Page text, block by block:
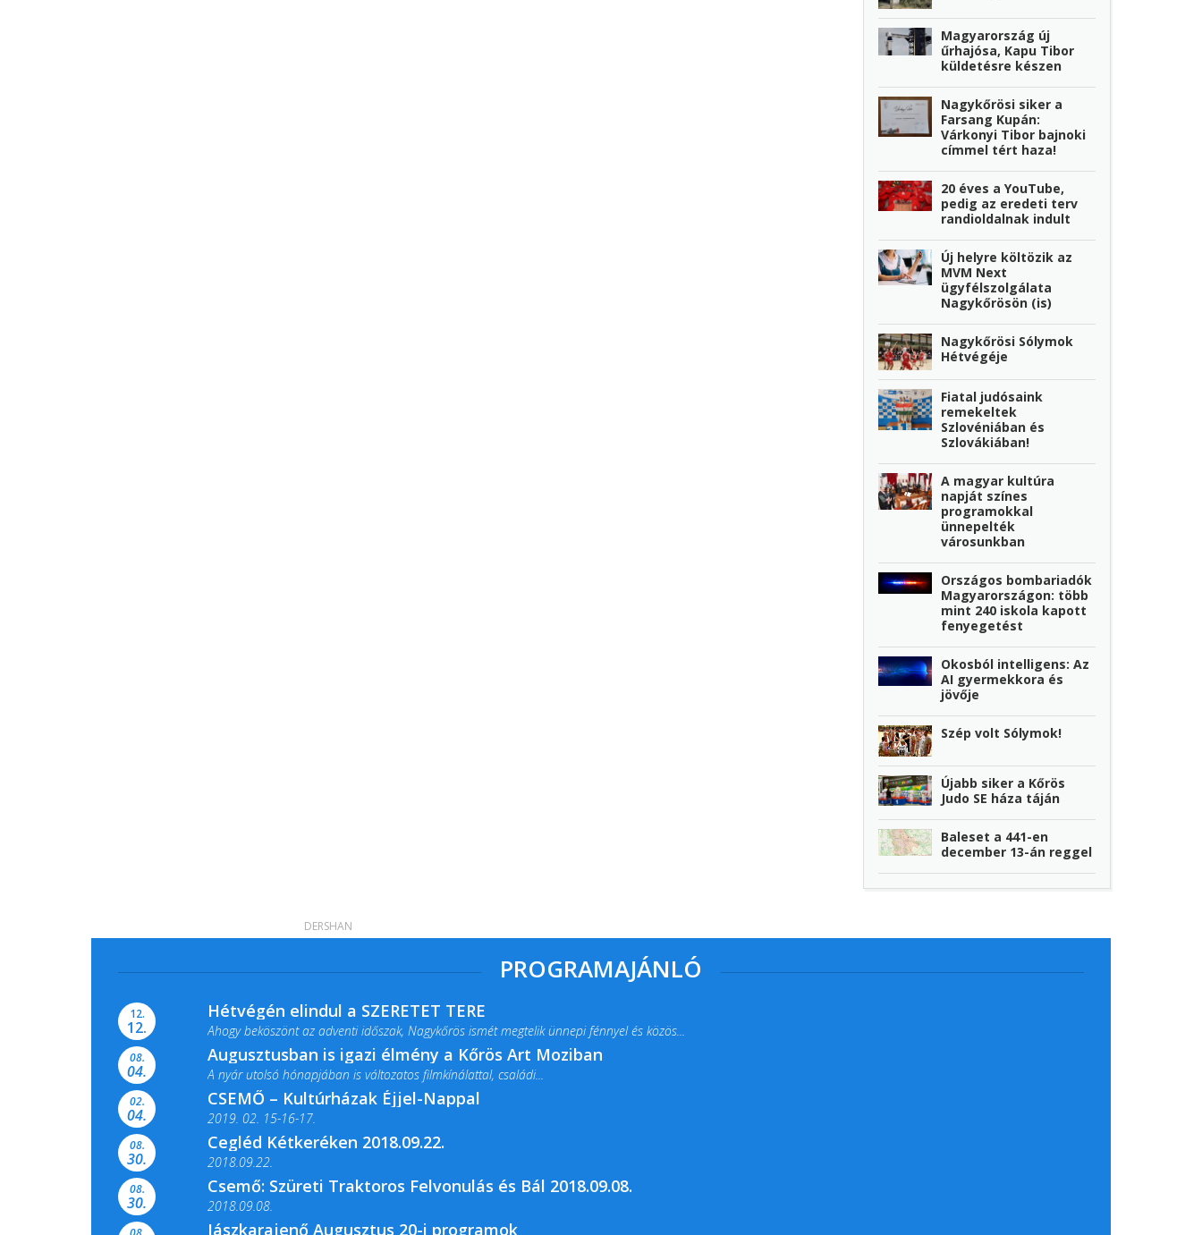
Magyarország új
űrhajósa, Kapu Tibor
küldetésre készen
Nagykőrösi siker a
Farsang Kupán:
Várkonyi Tibor bajnoki
címmel tért haza!
20 éves a YouTube,
pedig az eredeti terv
randioldalnak indult
Új helyre költözik az
MVM Next
ügyfélszolgálata
Nagykőrösön (is)
Nagykőrösi Sólymok
Hétvégéje
Fiatal judósaink
remekeltek
Szlovéniában és
Szlovákiában!
A magyar kultúra
napját színes
programokkal
ünnepelték
városunkban
Országos bombariadók
Magyarországon: több
mint 240 iskola kapott
fenyegetést
Okosból intelligens: Az
AI gyermekkora és
jövője
Szép volt Sólymok!
Újabb siker a Kőrös
Judo SE háza táján
Baleset a 441-en
december 13-án reggel
PROGRAMAJÁNLÓ
12.
12.
Hétvégén elindul a SZERETET TERE
Ahogy beköszönt az adventi időszak, Nagykőrös ismét megtelik ünnepi fénnyel és közös...
08.
04.
Augusztusban is igazi élmény a Kőrös Art Moziban
A nyár utolsó hónapjában is változatos filmkínálattal, családi...
02.
04.
CSEMŐ – Kultúrházak Éjjel-Nappal
2019. 02. 15-16-17.
Színes és tartalmas programokkal várja a Csemői Községi Könyvtár és...
08.
30.
Cegléd Kétkeréken 2018.09.22.
2018.09.22.
08.
30.
Csemő: Szüreti Traktoros Felvonulás és Bál 2018.09.08.
2018.09.08.
Jászkarajenő Augusztus 20-i programok
DERSHAN